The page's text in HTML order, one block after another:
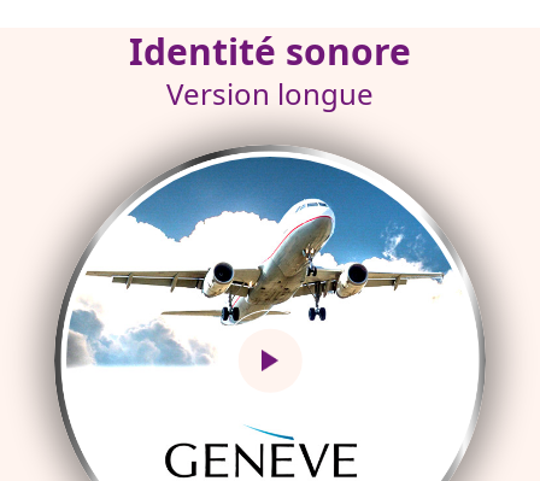
Identité sonore
Version longue